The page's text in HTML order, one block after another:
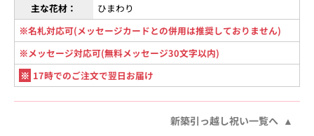
主な花材：
ひまわり
※名札対応可(メッセージカードとの併用は推奨しておりません)
※メッセージ対応可(無料メッセージ30文字以内)
※ 17時でのご注文で翌日お届け
新築引っ越し祝い一覧へ